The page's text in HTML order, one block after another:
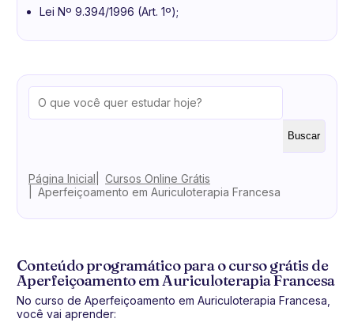
Lei Nº 9.394/1996 (Art. 1º);
Buscar
Página Inicial
Cursos Online Grátis
Aperfeiçoamento em Auriculoterapia Francesa
Conteúdo programático para o curso grátis de
Aperfeiçoamento em Auriculoterapia Francesa
No curso de Aperfeiçoamento em Auriculoterapia Francesa,
você vai aprender: